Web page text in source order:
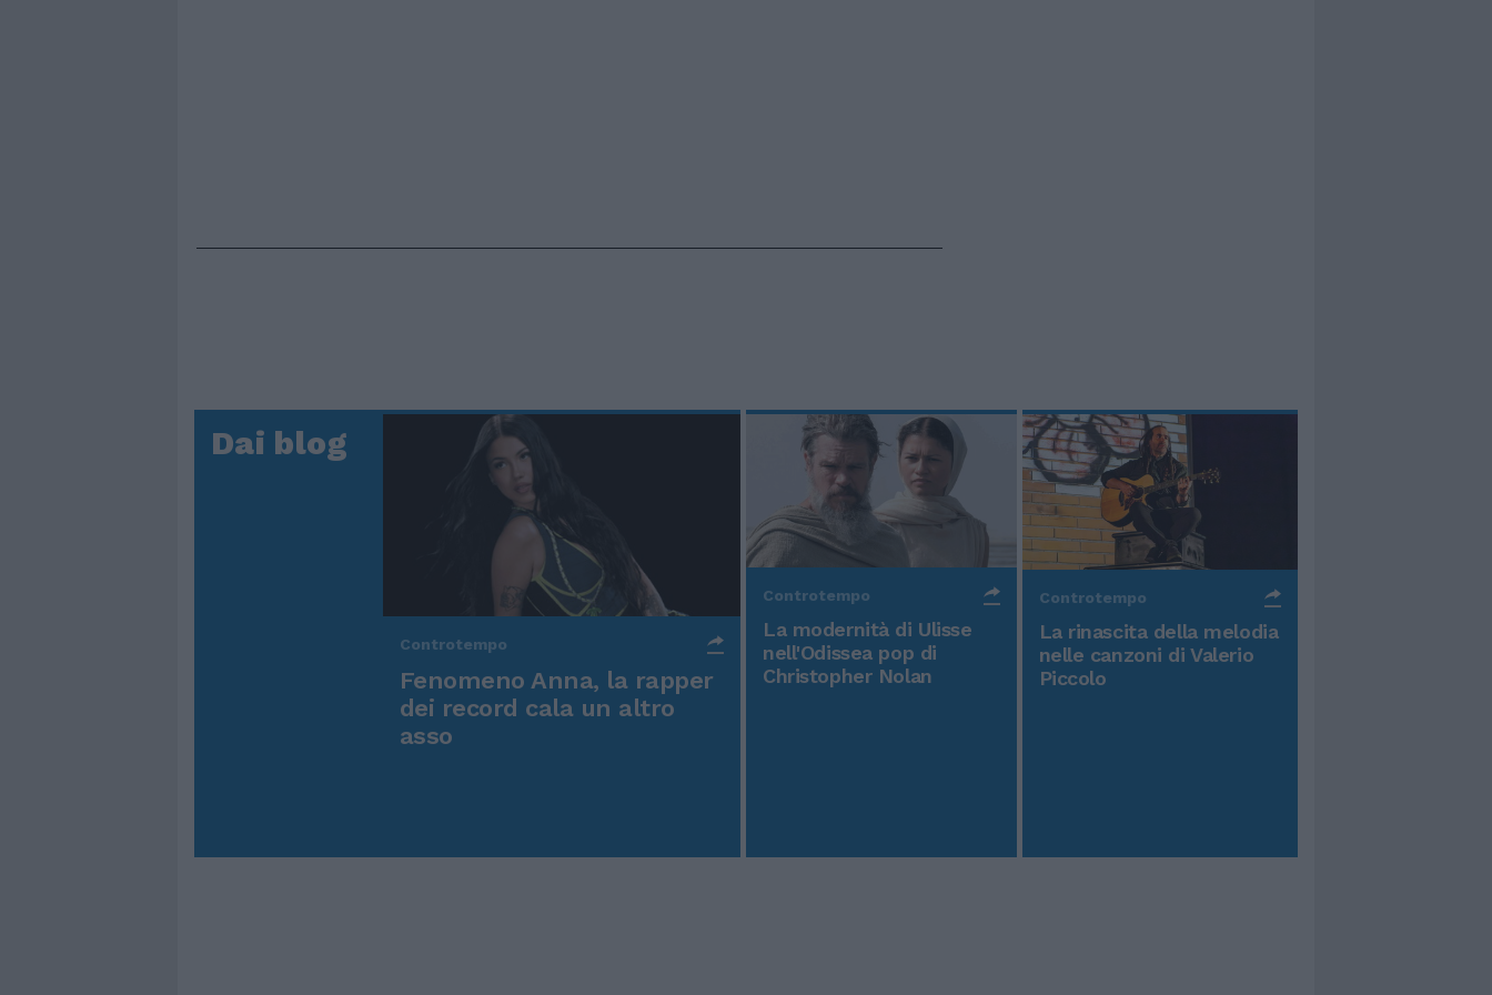
Dai blog
Controtempo
Fenomeno Anna, la rapper
dei record cala un altro
asso
Controtempo
La modernità di Ulisse
nell'Odissea pop di
Christopher Nolan
Controtempo
La rinascita della melodia
nelle canzoni di Valerio
Piccolo